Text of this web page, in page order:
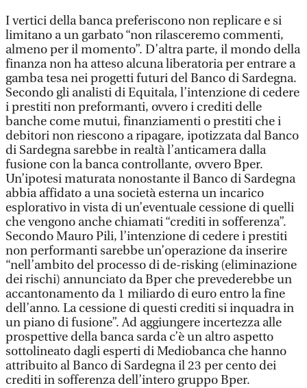
I vertici della banca preferiscono non replicare e si
limitano a un garbato “non rilasceremo commenti,
almeno per il momento”. D’altra parte, il mondo della
finanza non ha atteso alcuna liberatoria per entrare a
gamba tesa nei progetti futuri del Banco di Sardegna.
Secondo gli analisti di Equitala, l’intenzione di cedere
i prestiti non preformanti, ovvero i crediti delle
banche come mutui, finanziamenti o prestiti che i
debitori non riescono a ripagare, ipotizzata dal Banco
di Sardegna sarebbe in realtà l’anticamera dalla
fusione con la banca controllante, ovvero Bper.
Un’ipotesi maturata nonostante il Banco di Sardegna
abbia affidato a una società esterna un incarico
esplorativo in vista di un’eventuale cessione di quelli
che vengono anche chiamati “crediti in sofferenza”.
Secondo Mauro Pili, l’intenzione di cedere i prestiti
non performanti sarebbe un’operazione da inserire
“nell’ambito del processo di de-risking (eliminazione
dei rischi) annunciato da Bper che prevederebbe un
accantonamento da 1 miliardo di euro entro la fine
dell’anno. La cessione di questi crediti si inquadra in
un piano di fusione”. Ad aggiungere incertezza alle
prospettive della banca sarda c’è un altro aspetto
sottolineato dagli esperti di Mediobanca che hanno
attribuito al Banco di Sardegna il 23 per cento dei
crediti in sofferenza dell’intero gruppo Bper.